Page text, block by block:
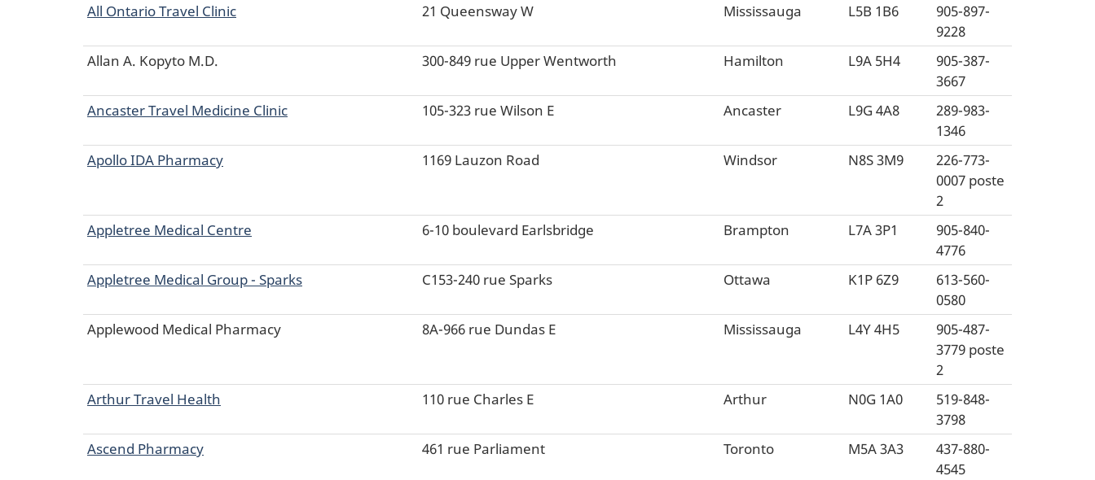
All Ontario Travel Clinic
21 Queensway W Mississauga L5B 1B6
905-897-
9228
Allan A. Kopyto M.D.
300-849 rue Upper Wentworth Hamilton L9A 5H4
905-387-
3667
Ancaster Travel Medicine Clinic
105-323 rue Wilson E Ancaster L9G 4A8
289-983-
1346
Apollo IDA Pharmacy
1169 Lauzon Road Windsor N8S 3M9
226-773-
0007 poste
2
Appletree Medical Centre
6-10 boulevard Earlsbridge Brampton L7A 3P1
905-840-
4776
Appletree Medical Group - Sparks
C153-240 rue Sparks Ottawa K1P 6Z9
613-560-
0580
Applewood Medical Pharmacy
8A-966 rue Dundas E Mississauga L4Y 4H5
905-487-
3779 poste
2
Arthur Travel Health
110 rue Charles E Arthur N0G 1A0
519-848-
3798
Ascend Pharmacy
461 rue Parliament Toronto M5A 3A3
437-880-
4545